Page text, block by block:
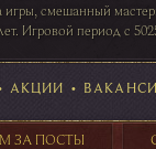
игры, смешанный
Игровой период с
игровой активности
ПОСТОВ 29 ПОСТОВ
АКЦИИ •
ЗА ПОСТЫ